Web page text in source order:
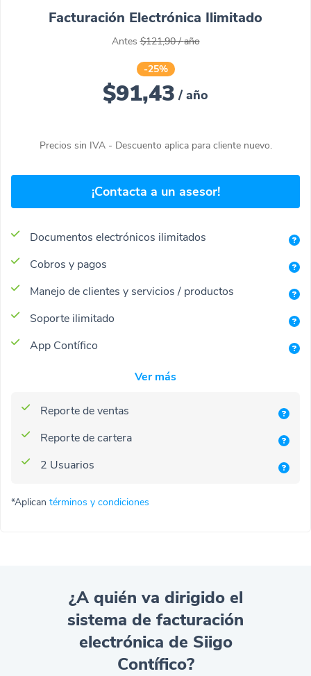
Facturación Electrónica Ilimitado
Antes$121,90/año
-25%
$91,43 / año
Precios sin IVA - Descuento aplica para cliente nuevo.
¡Contacta a un asesor!
Documentos electrónicos ilimitados
Cobros y pagos
Manejo de clientes y servicios / productos
Soporte ilimitado
App Contífico
Ver más
Reporte de ventas
Reporte de cartera
2 Usuarios
*Aplican términos y condiciones
¿A quién va dirigido el
sistema de facturación
electrónica de Siigo
Contífico?